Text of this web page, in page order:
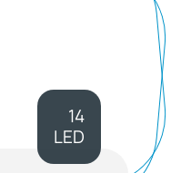
14
LED